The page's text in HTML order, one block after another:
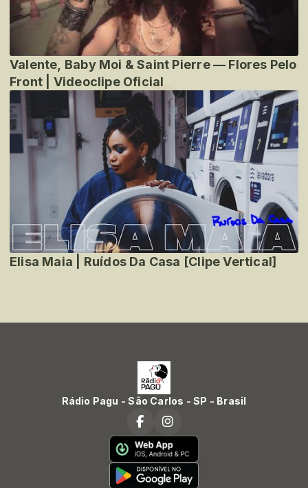
Valente, Baby Moi & Saint Pierre — Flores Pelo
Front | Videoclipe Oficial
Elisa Maia | Ruídos Da Casa [Clipe Vertical]
Rádio Pagu - São Carlos - SP - Brasil